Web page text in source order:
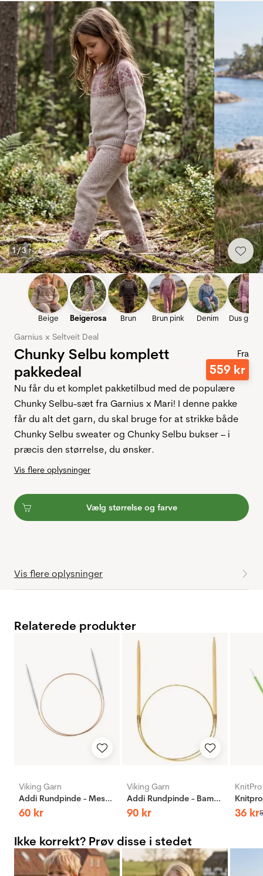
1/3
Beige Beigerosa Brun Brun pink Denim Dus
Garnius x Seltveit Deal
Chunky Selbu komplett
pakkedeal
Fra
559 kr
Nu får du et komplet pakketilbud med de populære
Chunky Selbu-sæt fra Garnius x Mari! I denne pakke
får du alt det garn, du skal bruge for at strikke både
Chunky Selbu sweater og Chunky Selbu bukser – i
præcis den størrelse, du ønsker.
Vis flere oplysninger
Vælg størrelse og farve
Vis flere oplysninger
Relaterede produkter
Viking Garn
Addi Rundpinde - Messing
60 kr
Viking Garn
Addi Rundpinde - Bambus
90 kr
KnitPro
36 kr
Ikke korrekt? Prøv disse i stedet